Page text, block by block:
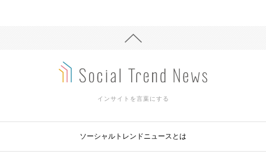
インサイトを言葉にする
ソーシャルトレンドニュースとは